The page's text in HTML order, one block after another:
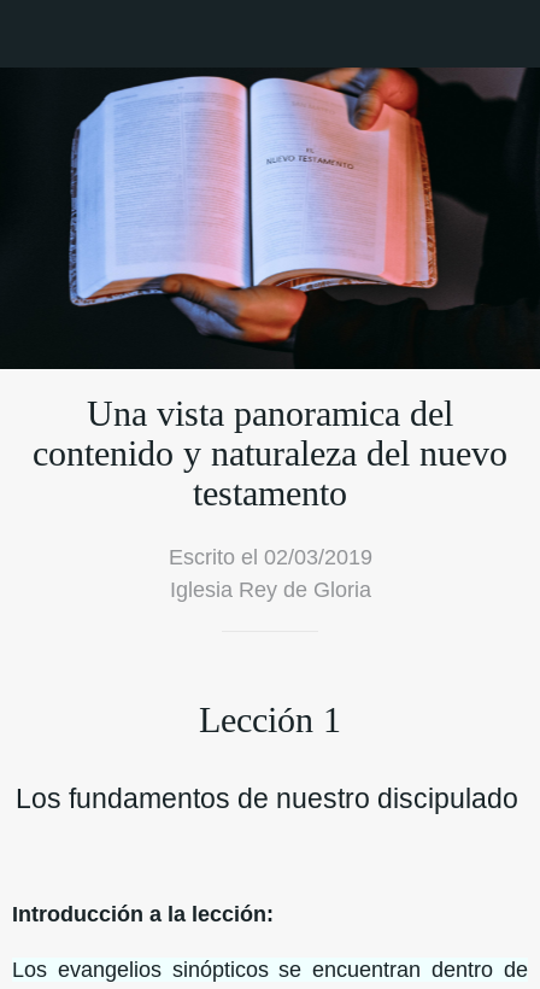
Una vista panoramica del
contenido y naturaleza del nuevo
testamento
Escrito el 02/03/2019
Iglesia Rey de Gloria
Lección 1
Los fundamentos de nuestro discipulado
Introducción a la lección:
Los evangelios sinópticos se encuentran dentro de